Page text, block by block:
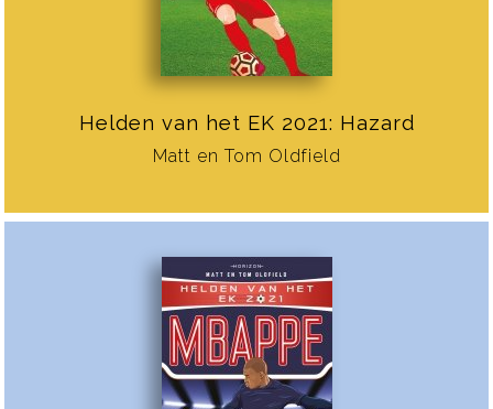
Helden van het EK 2021: Hazard
Matt en Tom Oldfield